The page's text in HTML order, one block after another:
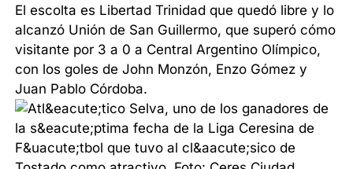
El escolta es Libertad Trinidad que quedó libre y lo
alcanzó Unión de San Guillermo, que superó cómo
visitante por 3 a 0 a Central Argentino Olímpico,
con los goles de John Monzón, Enzo Gómez y
Juan Pablo Córdoba.